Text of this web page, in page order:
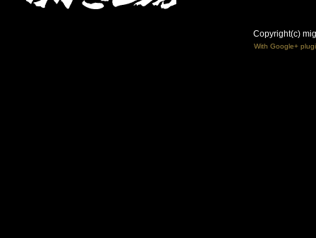
Copyright(c)
With Google+